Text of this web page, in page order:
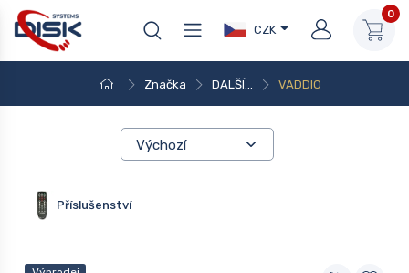
CZK
0
Značka DALŠÍ... VADDIO
Příslušenství